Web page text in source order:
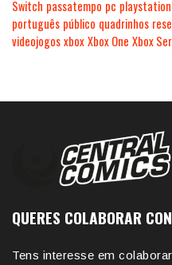
Switch passatempo pc playstation
português público quadrinhos
videojogosxboxXbox One Xbox
QUERES COLABORAR
Tens interesse em